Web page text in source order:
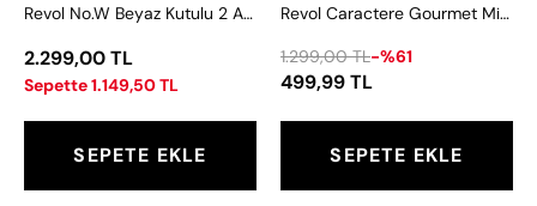
Revol No.W Beyaz Kutulu 2 Adet Kase 200 ml
2.299,00 TL
Sepette 1.149,50 TL
SEPETE EKLE
Revol Caractere Gourmet Mint Yeşili Fincan Tabağı 18x11 cm
1.299,00 TL-%61
499,99 TL
SEPETE EKLE